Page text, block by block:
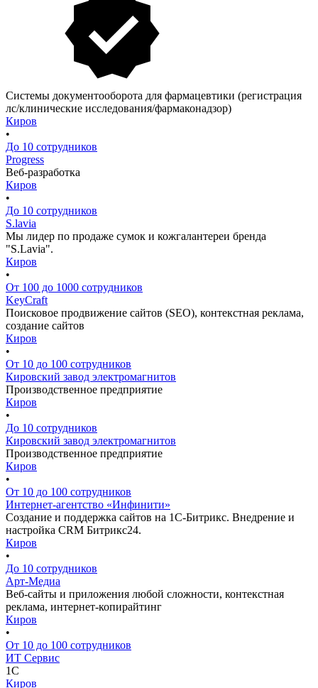
Системы документооборота для фармацевтики (регистрация
лс/клинические исследования/фармаконадзор)
Киров
•
До 10 сотрудников
Progress
Веб-разработка
Киров
•
До 10 сотрудников
S.lavia
Мы лидер по продаже сумок и кожгалантереи бренда
"S.Lavia".
Киров
•
От 100 до 1000 сотрудников
KeyCraft
Поисковое продвижение сайтов (SEO), контекстная реклама,
создание сайтов
Киров
•
От 10 до 100 сотрудников
Кировский завод электромагнитов
Производственное предприятие
Киров
•
До 10 сотрудников
Кировский завод электромагнитов
Производственное предприятие
Киров
•
От 10 до 100 сотрудников
Интернет-агентство «Инфинити»
Создание и поддержка сайтов на 1С-Битрикс. Внедрение и
настройка CRM Битрикс24.
Киров
•
До 10 сотрудников
Арт-Медиа
Веб-сайты и приложения любой сложности, контекстная
реклама, интернет-копирайтинг
Киров
•
От 10 до 100 сотрудников
ИТ Сервис
1С
Киров